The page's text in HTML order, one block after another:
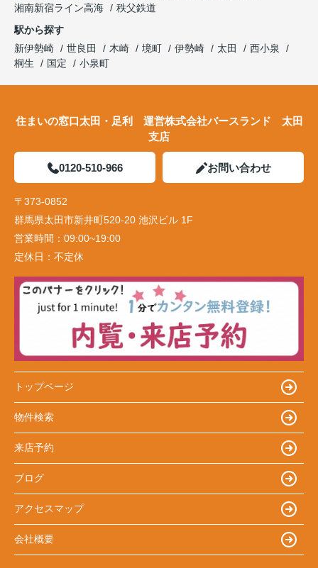
湘南新宿ライン高海
秩父鉄道
駅から探す
新伊勢崎
世良田 木崎 境町 伊勢崎 太田
西小泉
桐生
国定 小泉町
住まいの窓口太田・足利 運営株式会社バースランド 太田
支店
0120-510-966 お問い合わせ
〒373-0852
群馬県太田市新井町520-20 池沢ビル 1F
営業時間： 09:00~19:00
定休日： 不定休
トップページ
物件検索
来店予約
ブログ
アクセスマップ
会社概要